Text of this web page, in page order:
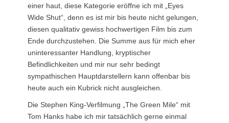
einer haut, diese Kategorie eröffne ich mit „Eyes
Wide Shut“, denn es ist mir bis heute nicht gelungen,
diesen qualitativ gewiss hochwertigen Film bis zum
Ende durchzustehen. Die Summe aus für mich eher
uninteressanter Handlung, kryptischer
Befindlichkeiten und mir nur sehr bedingt
sympathischen Hauptdarstellern kann offenbar bis
heute auch ein Kubrick nicht ausgleichen.
Die Stephen King-Verfilmung „The Green Mile“ mit
Tom Hanks habe ich mir tatsächlich gerne einmal